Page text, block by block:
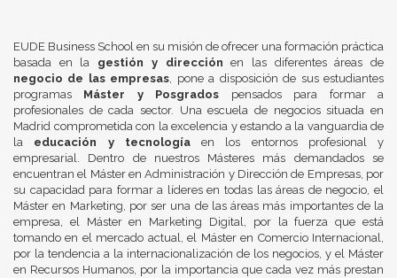
EUDE Business School en su misión de ofrecer una formación práctica
basada en la gestión y dirección en las diferentes áreas de
negocio de las empresas, pone a disposición de sus estudiantes
programas Máster y Posgrados pensados para formar a
profesionales de cada sector. Una escuela de negocios situada en
Madrid comprometida con la excelencia y estando a la vanguardia de
la educación y tecnologíaen los entornos profesional y
empresarial. Dentro de nuestros Másteres más demandados se
encuentran el Máster en Administración y Dirección de Empresas, por
su capacidad para formar a líderes en todas las áreas de negocio, el
Máster en Marketing, por ser una de las áreas más importantes de la
empresa, el Máster en Marketing Digital, por la fuerza que está
tomando en el mercado actual, el Máster en Comercio Internacional,
por la tendencia a la internacionalización de los negocios, y el Máster
en Recursos Humanos, por la importancia que cada vez más prestan